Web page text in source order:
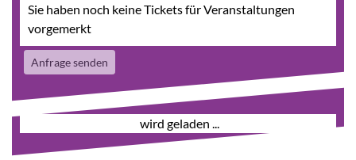
Sie haben noch keine Tickets für Veranstaltungen
vorgemerkt
Anfrage senden
wird geladen ...